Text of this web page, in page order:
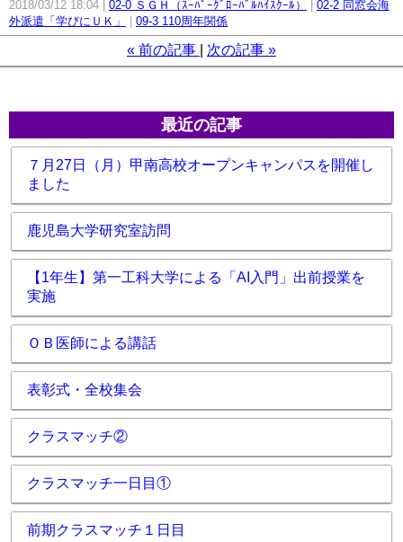
2018/03/12 18:04 02-0 ＳＧＨ（ｽｰﾊﾟｰｸﾞﾛｰﾊﾞﾙﾊｲｽｸｰﾙ）
02-2 同窓会海
外派遣「学びにＵＫ」
09-3 110周年関係
« 前の記事 次の記事 »
最近の記事
７月27日（月）甲南高校オープンキャンパスを開催し
ました
鹿児島大学研究室訪問
【1年生】第一工科大学による「AI入門」出前授業を
実施
ＯＢ医師による講話
表彰式・全校集会
クラスマッチ②
クラスマッチ一日目①
前期クラスマッチ１日目